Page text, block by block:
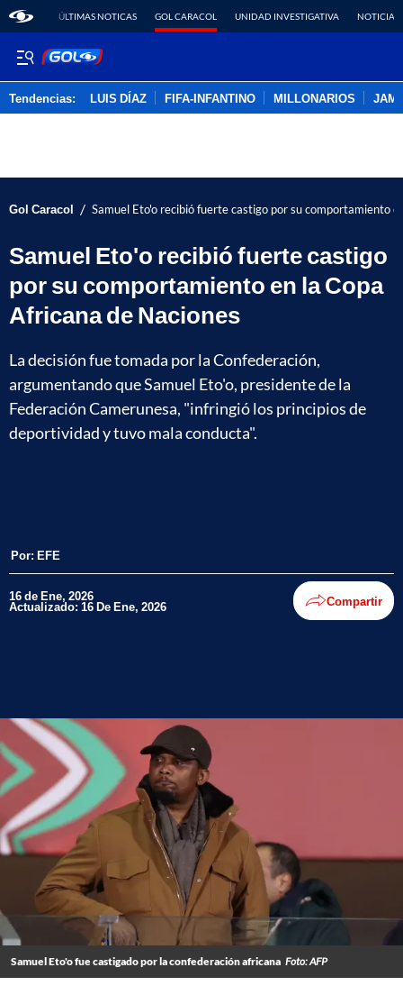
ÚLTIMAS NOTICAS GOL CARACOL UNIDAD INVESTIGATIVA NOTICIAS
Tendencias: LUIS DÍAZ FIFA-INFANTINO MILLONARIOS
Gol Caracol / Samuel Eto'o recibió fuerte castigo por su comportamiento
Samuel Eto'o recibió fuerte castigo
por su comportamiento en la Copa
Africana de Naciones
La decisión fue tomada por la Confederación,
argumentando que Samuel Eto'o, presidente de la
Federación Camerunesa, "infringió los principios de
deportividad y tuvo mala conducta".
Por: EFE
16 de Ene, 2026
Actualizado: 16 De Ene, 2026 Compartir
Samuel Eto'o fue castigado por la confederación africana Foto: AFP